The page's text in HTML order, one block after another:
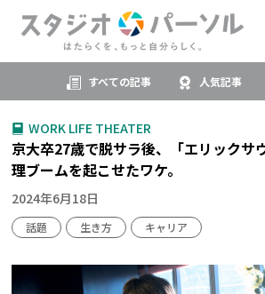
すべての記事 人気記事
WORK LIFE THEATER
京大卒27歳で脱サラ後、「エリックサ
理ブームを起こせたワケ。
2024年6月18日
話題 生き方 キャリア